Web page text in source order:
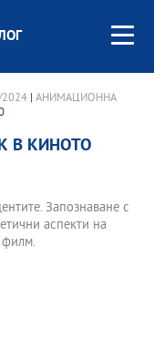
| АНИМАЦИОННА
В КИНОТО
Запознаване с
аспекти на
филм.